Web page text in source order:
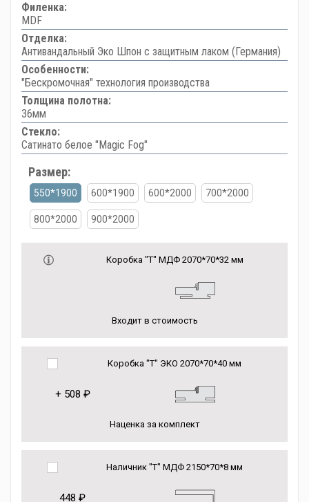
Филенка:
MDF
Отделка:
Антивандальный Эко Шпон с защитным лаком (Германия)
Особенности:
"Бескромочная" технология производства
Толщина полотна:
36мм
Стекло:
Сатинато белое "Magic Fog"
Размер:
550*1900 600*1900 600*2000 700*2000
800*2000 900*2000
Коробка "Т" МДФ 2070*70*32 мм
Входит в стоимость
Коробка "Т" ЭКО 2070*70*40 мм
+ 508 ₽
Наценка за комплект
Наличник "Т" МДФ 2150*70*8 мм
448 ₽